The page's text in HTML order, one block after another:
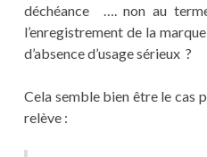
déchéance …. non au
l’enregistrement de la
d’absence d’usage sérieux ?
Cela semble bien être le cas
relève :